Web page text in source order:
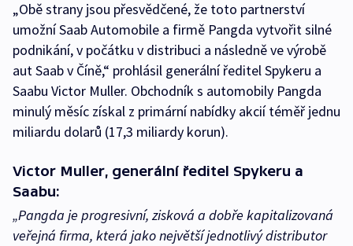
„Obě strany jsou přesvědčené, že toto partnerství
umožní Saab Automobile a firmě Pangda vytvořit silné
podnikání, v počátku v distribuci a následně ve výrobě
aut Saab v Číně,“ prohlásil generální ředitel Spykeru a
Saabu Victor Muller. Obchodník s automobily Pangda
minulý měsíc získal z primární nabídky akcií téměř jednu
miliardu dolarů (17,3 miliardy korun).
Victor Muller, generální ředitel Spykeru a
Saabu:
„Pangda je progresivní, zisková a dobře kapitalizovaná
veřejná firma, která jako největší jednotlivý distributor